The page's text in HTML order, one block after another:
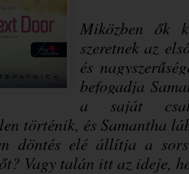
Miközben ők
szeretnek az
és
befogadja
a saját
történik, és Samantha
döntés elé állítja a
Vagy talán itt az ideje,